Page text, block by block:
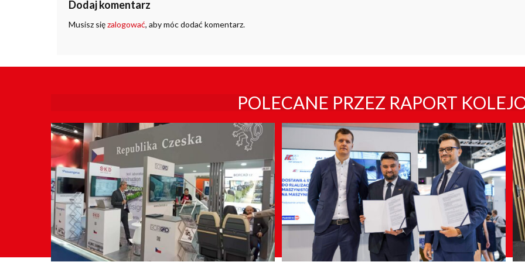
Dodaj komentarz
Musisz sięzalogować, aby móc dodać komentarz.
POLECANE PRZEZ RAPORT